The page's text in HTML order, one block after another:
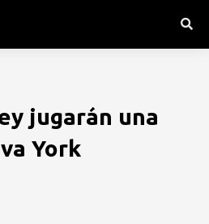
jugarán una
York